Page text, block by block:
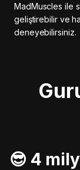
MadMuscles ile
geliştirebilir ve
deneyebilirsiniz.
😎 4